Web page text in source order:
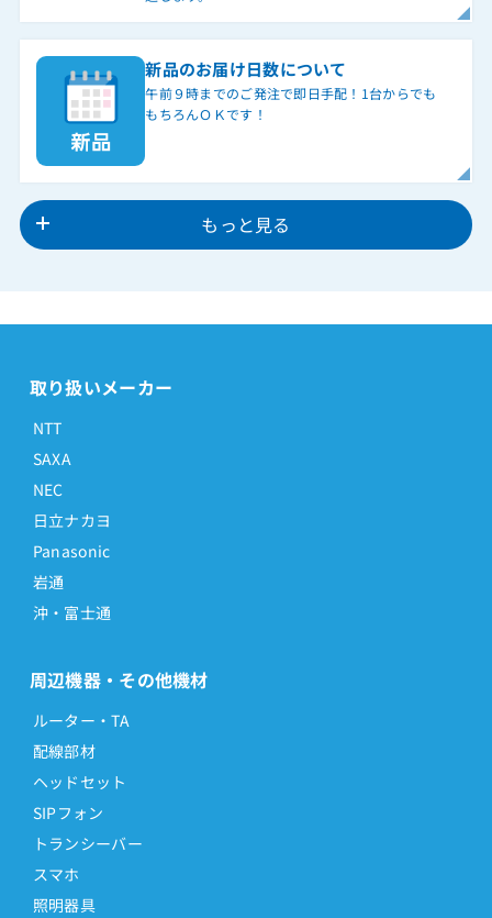
新品のお届け日数について
午前９時までのご発注で即日手配！1台からでも
もちろんＯＫです！
もっと見る
取り扱いメーカー
NTT
SAXA
NEC
日立ナカヨ
Panasonic
岩通
沖・富士通
周辺機器・その他機材
ルーター・TA
配線部材
ヘッドセット
SIPフォン
トランシーバー
スマホ
照明器具